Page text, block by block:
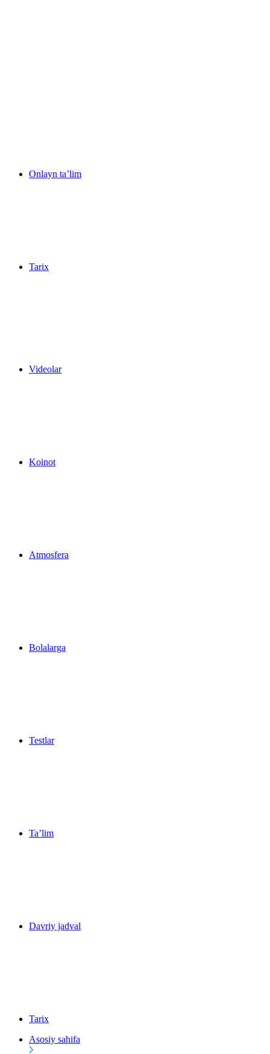
Onlayn ta’lim
Tarix
Videolar
Koinot
Atmosfera
Bolalarga
Testlar
Ta’lim
Davriy jadval
Tarix
Asosiy sahifa